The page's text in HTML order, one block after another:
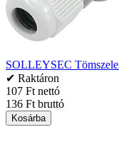
SOLLEYSEC
✔ Raktáron
107 Ft nettó
136 Ft bruttó
Kosárba